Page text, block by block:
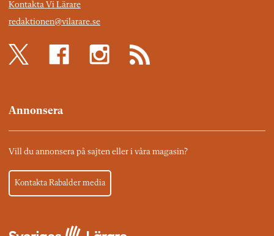
Kontakta Vi Lärare
redaktionen@vilarare.se
Annonsera
Vill du annonsera på sajten eller i våra magasin?
Kontakta Rabalder media